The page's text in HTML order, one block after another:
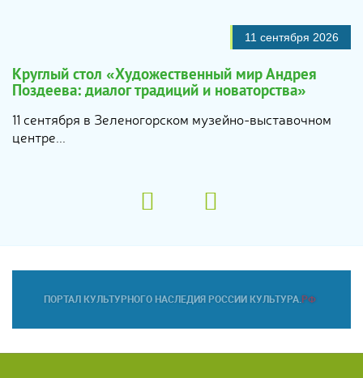
11 сентября 2026
Круглый стол «Художественный мир Андрея
Поздеева: диалог традиций и новаторства»
11 сентября в Зеленогорском музейно-выставочном
центре...